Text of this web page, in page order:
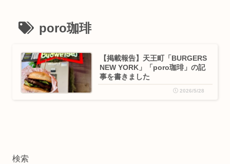
poro珈琲
【掲載報告】天王町「BURGERS
NEW YORK」「poro珈琲」の記
事を書きました
2026/5/28
検索